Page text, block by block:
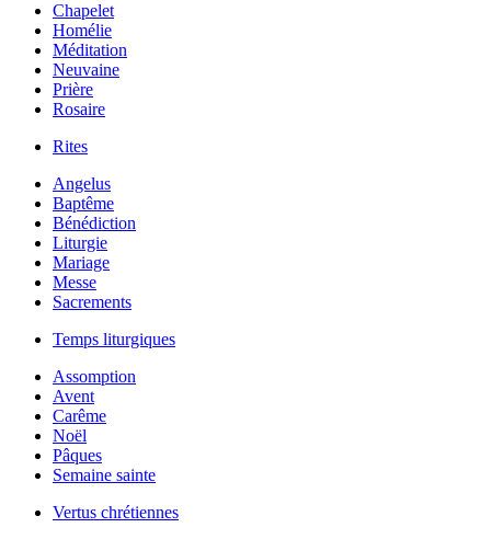
Chapelet
Homélie
Méditation
Neuvaine
Prière
Rosaire
Rites
Angelus
Baptême
Bénédiction
Liturgie
Mariage
Messe
Sacrements
Temps liturgiques
Assomption
Avent
Carême
Noël
Pâques
Semaine sainte
Vertus chrétiennes